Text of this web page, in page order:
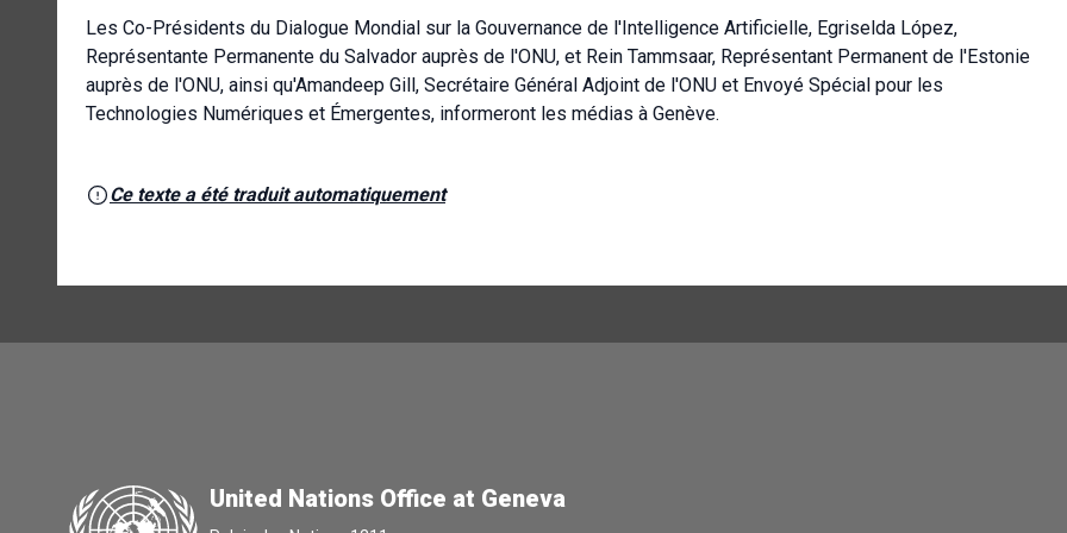
Les Co-Présidents du Dialogue Mondial sur la Gouvernance de l'Intelligence Artificielle, Egriselda López,
Représentante Permanente du Salvador auprès de l'ONU, et Rein Tammsaar, Représentant Permanent de l'Estonie
auprès de l'ONU, ainsi qu'Amandeep Gill, Secrétaire Général Adjoint de l'ONU et Envoyé Spécial pour les
Technologies Numériques et Émergentes, informeront les médias à Genève.
Ce texte a été traduit automatiquement
United Nations Office at Geneva